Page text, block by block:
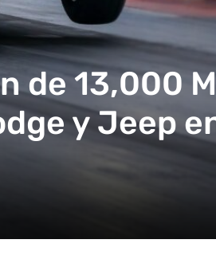
de 13,000
y Jeep